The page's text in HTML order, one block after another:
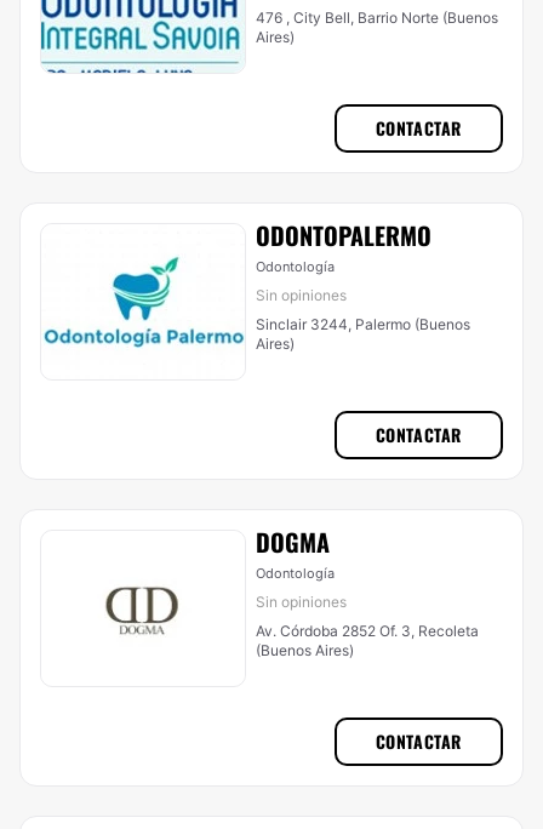
476 , City Bell, Barrio Norte (Buenos
Aires)
CONTACTAR
ODONTOPALERMO
Odontología
Sin opiniones
Sinclair 3244, Palermo (Buenos
Aires)
CONTACTAR
DOGMA
Odontología
Sin opiniones
Av. Córdoba 2852 Of. 3, Recoleta
(Buenos Aires)
CONTACTAR